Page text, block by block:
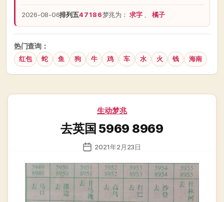
2026-08-06排列五47186梦兆为：求字 橘子
热门查询：
红包 蛇 鱼 狗 牛 鸡 车 水 火 钱 海南
分
生动梦兆
去英国 5969 8969
发
日
期
2021年2月23日